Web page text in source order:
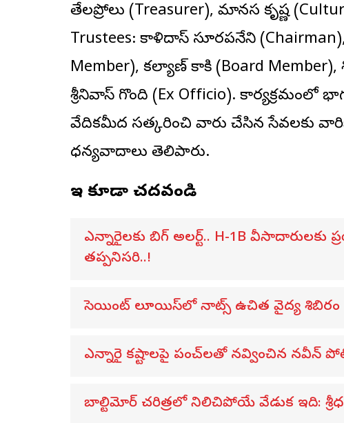
తేలప్రోలు (Treasurer), మానస కృష్ణ
Trustees: కాళిదాస్ సూరపనేని (Chairman),
Member), కల్యాణ్ కాకి (Board Member),
శ్రీనివాస్ గొంది (Ex Officio). కార్యక్రమంలో
వేదికమీద సత్కరించి వారు చేసిన సేవలకు
ధన్యవాదాలు తెలిపారు.
ఇవి కూడా చదవండి
ఎన్నారైలకు బిగ్ అలర్ట్.. H-1B
తప్పనిసరి..!
సెయింట్ లూయిస్‌లో నాట్స్ ఉచిత వైద్య శిబిరం
ఎన్నారై కష్టాలపై పంచ్‌లతో నవ్వించిన నవీన్
బాల్టిమోర్ చరిత్రలో నిలిచిపోయే వేడుక ఇది: